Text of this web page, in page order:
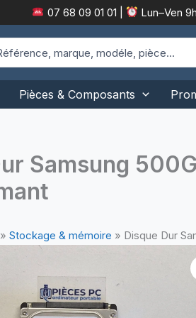
07 68 09 01 01 Lun–Ven
Pièces & Composants
Samsung
» Stockage & mémoire » Disque Dur